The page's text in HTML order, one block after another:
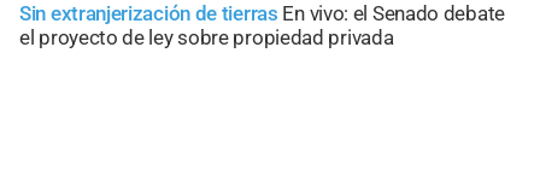
Sin extranjerización de tierras En vivo: el Senado debate
el proyecto de ley sobre propiedad privada